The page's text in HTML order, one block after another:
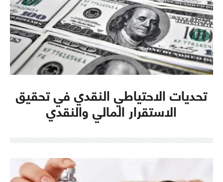
تحديات الاحتياطي النقدي في تحقيق
الاستقرار المالي والنقدي